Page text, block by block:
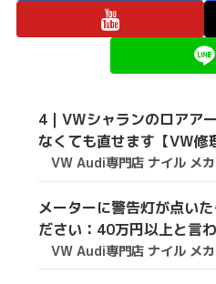
4｜VWシャランのロアア
なくても直せます【VW修
切り抜き
VW Audi専門店 ナイル メ
メーターに警告灯が点い
ださい：40万円以上と言
故障原因はこれです。【
VW Audi専門店 ナイル メ